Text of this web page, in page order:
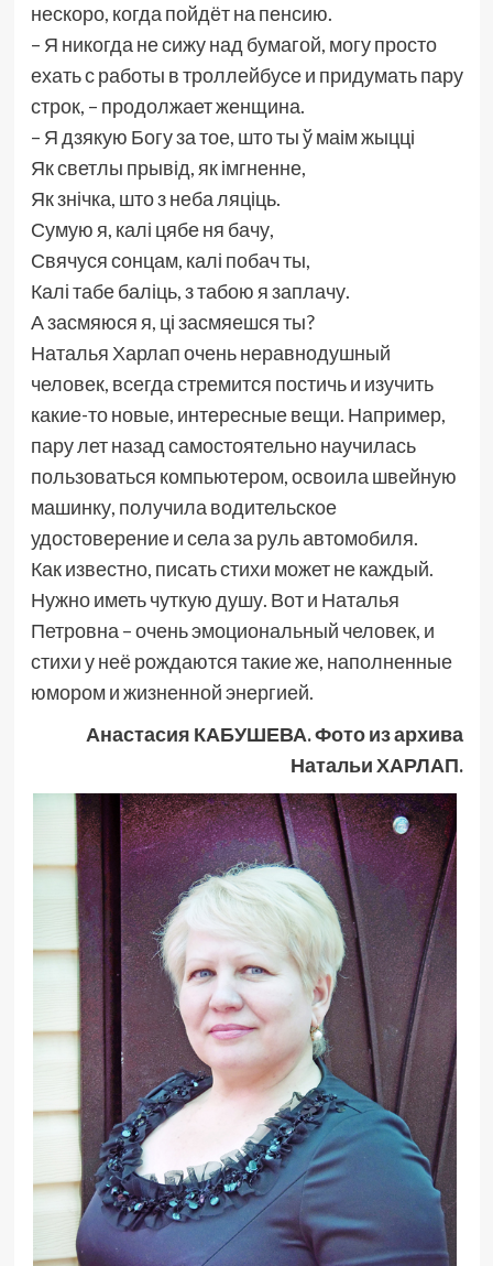
нескоро, когда пойдёт на пенсию.
– Я никогда не сижу над бумагой, могу просто
ехать с работы в троллейбусе и придумать пару
строк, – продолжает женщина.
– Я дзякую Богу за тое, што ты ў маім жыцці
Як светлы прывід, як імгненне,
Як знічка, што з неба ляціць.
Сумую я, калі цябе ня бачу,
Свячуся сонцам, калі побач ты,
Калі табе баліць, з табою я заплачу.
А засмяюся я, ці засмяешся ты?
Наталья Харлап очень неравнодушный
человек, всегда стремится постичь и изучить
какие-то новые, интересные вещи. Например,
пару лет назад самостоятельно научилась
пользоваться компьютером, освоила швейную
машинку, получила водительское
удостоверение и села за руль автомобиля.
Как известно, писать стихи может не каждый.
Нужно иметь чуткую душу. Вот и Наталья
Петровна – очень эмоциональный человек, и
стихи у неё рождаются такие же, наполненные
юмором и жизненной энергией.
Анастасия КАБУШЕВА. Фото из архива
Натальи ХАРЛАП.